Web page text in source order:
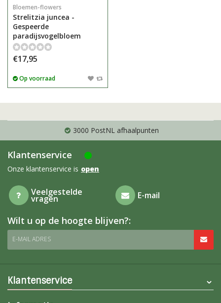
Bloemen-flowers
Strelitzia juncea -
Gespeerde
paradijsvogelbloem
€17,95
Op voorraad
3000 PostNL afhaalpunten
Klantenservice
Onze klantenservice is open
Veelgestelde
vragen E-mail
Wilt u op de hoogte blijven?:
E-MAIL ADRES
Klantenservice